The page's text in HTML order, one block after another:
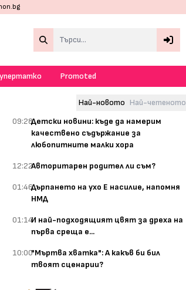
Promoted
Най-новото Най-четеното
09:28Детски новини: къде да намерим
качествено съдържание за
любопитните малки хора
12:22Авторитарен родител ли съм?
01:46Дърпането на ухо Е насилие, напомня
НМД
01:14И най-подходящият цвят за дреха на
първа среща е...
10:00"Мъртва хватка": А какъв би бил
твоят сценарии?